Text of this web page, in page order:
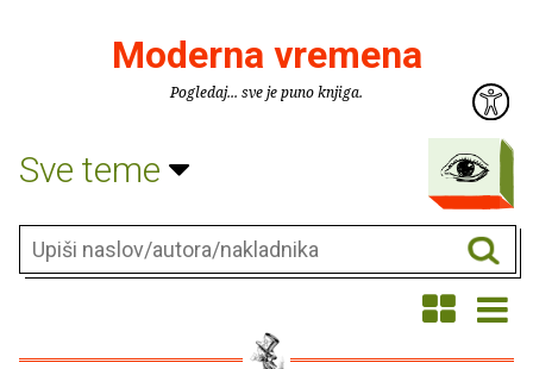
Moderna vremena
Pogledaj... sve je puno knjiga.
Sve teme